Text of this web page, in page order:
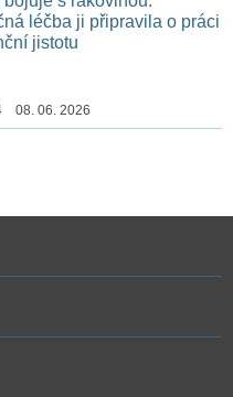
léčba ji připravila o práci
jistotu
08. 06. 2026